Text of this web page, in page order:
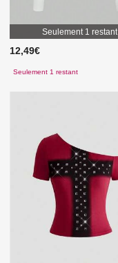
Seulement 1 restant
12,49€
Seulement 1 restant